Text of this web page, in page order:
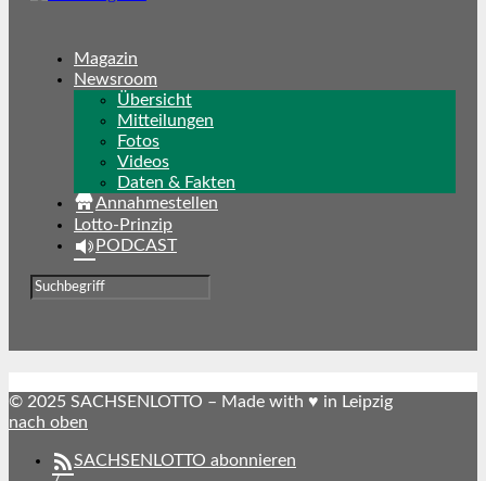
Magazin
Newsroom
Übersicht
Mitteilungen
Fotos
Videos
Daten & Fakten
Annahmestellen
Lotto-Prinzip
PODCAST
© 2025 SACHSENLOTTO – Made with ♥ in Leipzig
nach oben
SACHSENLOTTO abonnieren